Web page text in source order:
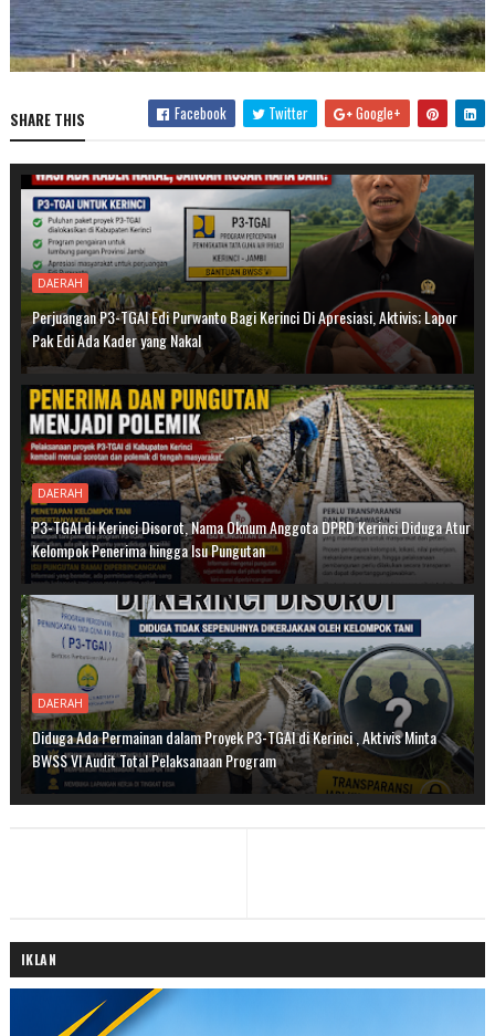
SHARE THIS Facebook Twitter Google+
DAERAH
Perjuangan P3-TGAI Edi Purwanto Bagi Kerinci Di Apresiasi, Aktivis; Lapor
Pak Edi Ada Kader yang Nakal
DAERAH
P3-TGAI di Kerinci Disorot, Nama Oknum Anggota DPRD Kerinci Diduga Atur
Kelompok Penerima hingga Isu Pungutan
DAERAH
Diduga Ada Permainan dalam Proyek P3-TGAI di Kerinci , Aktivis Minta
BWSS VI Audit Total Pelaksanaan Program
IKLAN